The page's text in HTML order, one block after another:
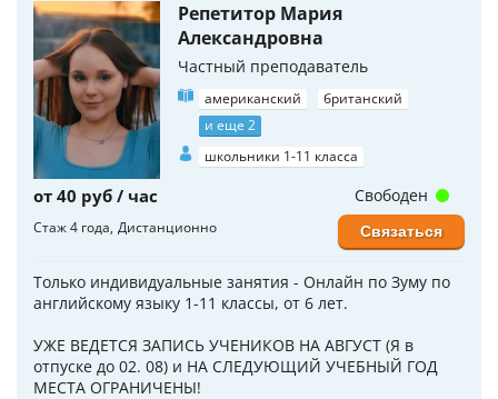
Репетитор Мария
Александровна
Частный преподаватель
американский
британский
и еще 2
школьники 1-11 класса
от 40 руб / час
Стаж 4 года Дистанционно
Только индивидуальные занятия - Онлайн по Зуму по
английскому языку 1-11 классы, от 6 лет.
УЖЕ ВЕДЕТСЯ ЗАПИСЬ УЧЕНИКОВ НА АВГУСТ (Я в
отпуске до 02. 08) и НА СЛЕДУЮЩИЙ УЧЕБНЫЙ ГОД
МЕСТА ОГРАНИЧЕНЫ!
Свободен
Связаться